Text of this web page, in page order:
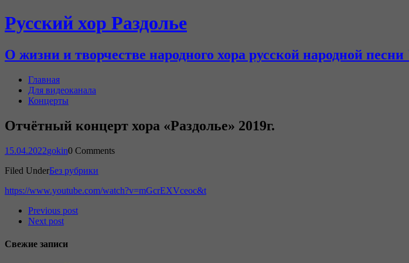
Русский хор Раздолье
О жизни и творчестве народного хора русской народной
Главная
Для видеоканала
Концерты
Отчётный концерт хора «Раздолье» 2019г.
15.04.2022gokin0 Comments
Filed UnderБез рубрики
https://www.youtube.com/watch?v=mGcrEXVceoc&t
Previous post
Next post
Свежие записи